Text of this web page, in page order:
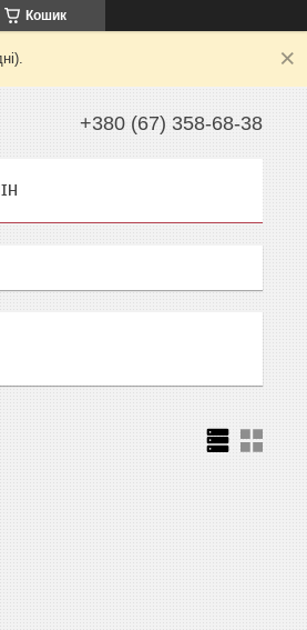
Кошик
+380 (67) 358-68-38